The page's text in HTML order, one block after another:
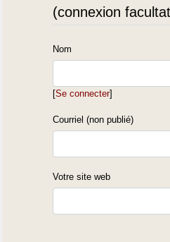
(connexion
Nom
[Se connecter]
Courriel (non publié)
Votre site web